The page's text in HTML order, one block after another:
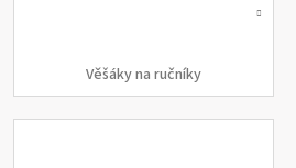
Věšáky na ručníky